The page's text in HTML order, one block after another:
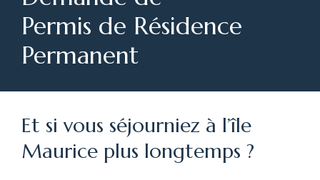
Permis de Résidence
Permanent
Et si vous séjourniez à l’île
Maurice plus longtemps ?